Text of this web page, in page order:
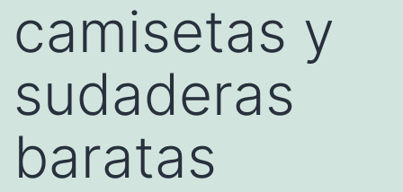
camisetas y
sudaderas
baratas